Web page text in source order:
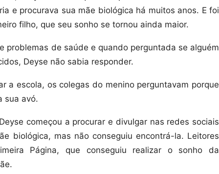
e procurava sua mãe biológica há muitos anos. E foi
filho, que seu sonho se tornou ainda maior.
problemas de saúde e quando perguntada se alguém
Deyse não sabia responder.
a escola, os colegas do menino perguntavam porque
sua avó.
começou a procurar e divulgar nas redes sociais
biológica, mas não conseguiu encontrá-la. Leitores
Página, que conseguiu realizar o sonho da